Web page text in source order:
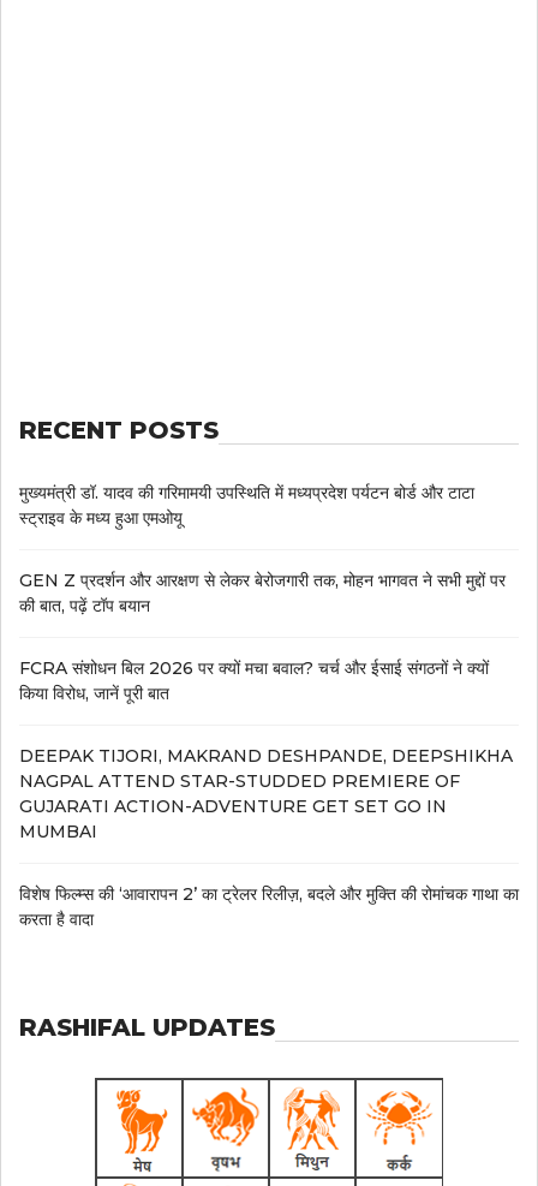
RECENT POSTS
मुख्यमंत्री डॉ. यादव की गरिमामयी उपस्थिति में मध्यप्रदेश पर्यटन बोर्ड और टाटा
स्ट्राइव के मध्य हुआ एमओयू
GEN Z प्रदर्शन और आरक्षण से लेकर बेरोजगारी तक, मोहन भागवत ने सभी मुद्दों पर
की बात, पढ़ें टॉप बयान
FCRA संशोधन बिल 2026 पर क्यों मचा बवाल? चर्च और ईसाई संगठनों ने क्यों
किया विरोध, जानें पूरी बात
DEEPAK TIJORI, MAKRAND DESHPANDE, DEEPSHIKHA
NAGPAL ATTEND STAR-STUDDED PREMIERE OF
GUJARATI ACTION-ADVENTURE GET SET GO IN
MUMBAI
विशेष फिल्म्स की ‘आवारापन 2’ का ट्रेलर रिलीज़, बदले और मुक्ति की रोमांचक गाथा का
करता है वादा
RASHIFAL UPDATES